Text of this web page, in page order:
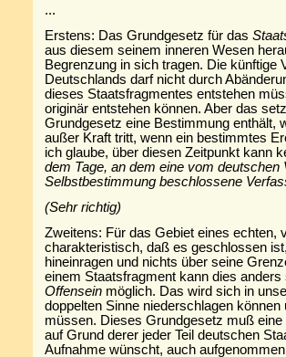
...
Erstens: Das Grundgesetz für das
aus diesem seinem inneren Wesen
Begrenzung in sich tragen. Die künftige
Deutschlands darf nicht durch
dieses Staatsfragmentes entstehen
originär entstehen können. Aber das
Grundgesetz eine Bestimmung enthält,
außer Kraft tritt, wenn ein bestimmtes
ich glaube, über diesen Zeitpunkt kann
dem Tage, an dem eine vom deutschen
Selbstbestimmung beschlossene
(Sehr richtig)
Zweitens: Für das Gebiet eines echten,
charakteristisch, daß es geschlossen
hineinragen und nichts über seine
einem Staatsfragment kann dies
Offensein möglich. Das wird sich in
doppelten Sinne niederschlagen
müssen. Dieses Grundgesetz muß
auf Grund derer jeder Teil deutschen
Aufnahme wünscht, auch